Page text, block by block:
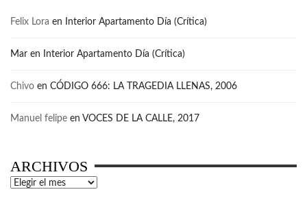
Felix Lora en Interior Apartamento Día (Crítica)
Mar en Interior Apartamento Día (Crítica)
Chivo en CÓDIGO 666: LA TRAGEDIA LLENAS, 2006
Manuel felipe en VOCES DE LA CALLE, 2017
ARCHIVOS
Archivos